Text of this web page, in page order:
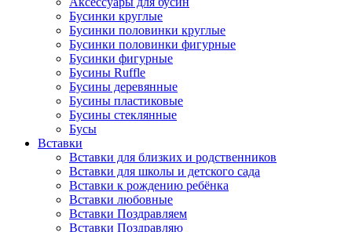
Бусинки круглые
Бусинки половинки круглые
Бусинки половинки фигурные
Бусинки фигурные
Бусины Ruffle
Бусины деревянные
Бусины пластиковые
Бусины стеклянные
Бусы
Вставки
Вставки для близких и родственников
Вставки для школы и детского сада
Вставки к рождению ребёнка
Вставки любовные
Вставки Поздравляем
Вставки Поздравляю